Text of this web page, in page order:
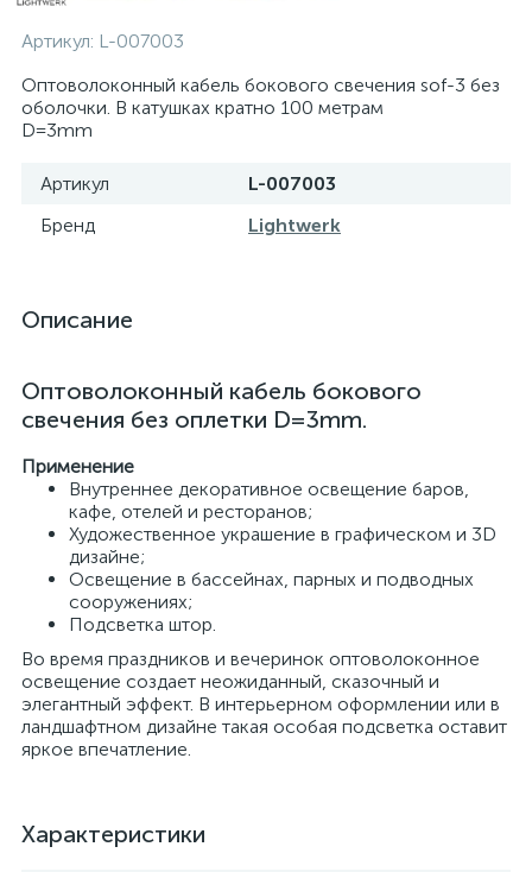
Артикул: L-007003
Оптоволоконный кабель бокового свечения sof-3 без
оболочки. В катушках кратно 100 метрам
D=3mm
Артикул
L-007003
Бренд
Lightwerk
Описание
Оптоволоконный кабель бокового
свечения без оплетки D=3mm.
Применение
Внутреннее декоративное освещение баров,
кафе, отелей и ресторанов;
Художественное украшение в графическом и 3D
дизайне;
Освещение в бассейнах, парных и подводных
сооружениях;
Подсветка штор.
Во время праздников и вечеринок оптоволоконное
освещение создает неожиданный, сказочный и
элегантный эффект. В интерьерном оформлении или в
ландшафтном дизайне такая особая подсветка оставит
яркое впечатление.
Характеристики